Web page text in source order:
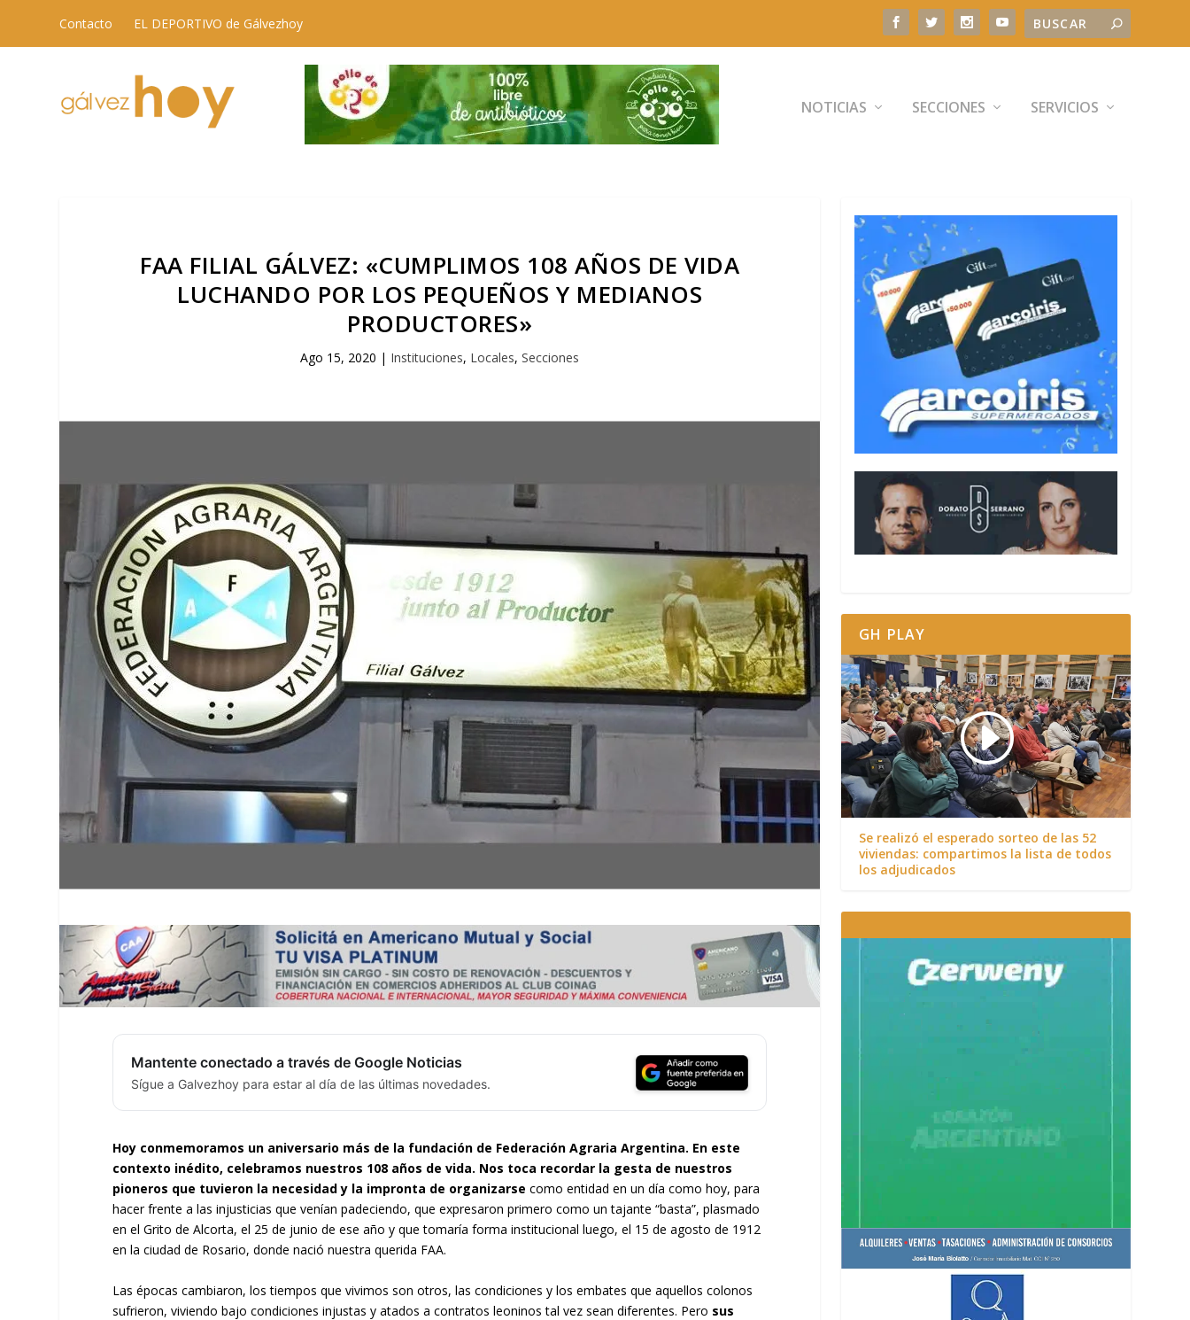
Contacto EL DEPORTIVO de Gálvezhoy
NOTICIAS SECCIONES SERVICIOS
FAA FILIAL GÁLVEZ: «CUMPLIMOS 108 AÑOS DE VIDA
LUCHANDO POR LOS PEQUEÑOS Y MEDIANOS
PRODUCTORES»
Ago 15, 2020 | Instituciones, Locales,Secciones
Mantente conectado a través de Google Noticias
Sígue a Galvezhoy para estar al día de las últimas novedades.
Hoy conmemoramos un aniversario más de la fundación de Federación Agraria Argentina. En este
contexto inédito, celebramos nuestros 108 años de vida. Nos toca recordar la gesta de nuestros
pioneros que tuvieron la necesidad y la impronta de organizarse como entidad en un día como hoy, para
hacer frente a las injusticias que venían padeciendo, que expresaron primero como un tajante “basta”, plasmado
en el Grito de Alcorta, el 25 de junio de ese año y que tomaría forma institucional luego, el 15 de agosto de 1912
en la ciudad de Rosario, donde nació nuestra querida FAA.
Las épocas cambiaron, los tiempos que vivimos son otros, las condiciones y los embates que aquellos colonos
sufrieron, viviendo bajo condiciones injustas y atados a contratos leoninos tal vez sean diferentes. Pero sus
GH PLAY
Se realizó el esperado sorteo de las 52
viviendas: compartimos la lista de todos
los adjudicados